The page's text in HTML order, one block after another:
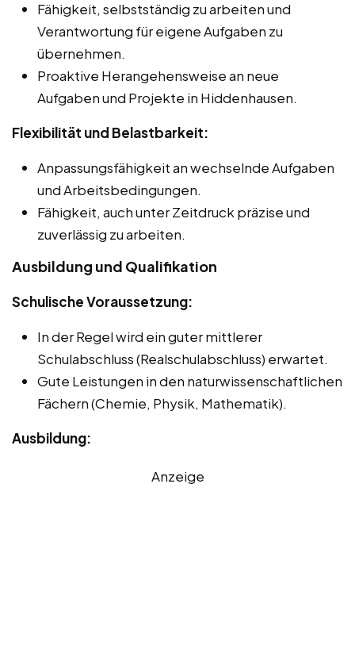
Fähigkeit, selbstständig zu arbeiten und
Verantwortung für eigene Aufgaben zu
übernehmen.
Proaktive Herangehensweise an neue
Aufgaben und Projekte in Hiddenhausen.
Flexibilität und Belastbarkeit:
Anpassungsfähigkeit an wechselnde Aufgaben
und Arbeitsbedingungen.
Fähigkeit, auch unter Zeitdruck präzise und
zuverlässig zu arbeiten.
Ausbildung und Qualifikation
Schulische Voraussetzung:
In der Regel wird ein guter mittlerer
Schulabschluss (Realschulabschluss) erwartet.
Gute Leistungen in den naturwissenschaftlichen
Fächern (Chemie, Physik, Mathematik).
Ausbildung:
Anzeige